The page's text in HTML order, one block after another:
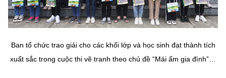
Ban tổ chức trao giải cho các khối lớp và học sinh đạt thành tích
xuất sắc trong cuộc thi vẽ tranh theo chủ đề “Mái ấm gia đình”…